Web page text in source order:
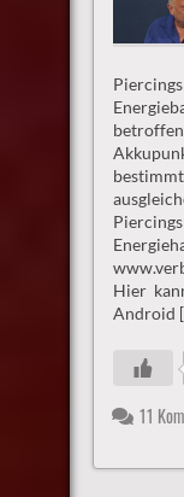
Hier
Android
11